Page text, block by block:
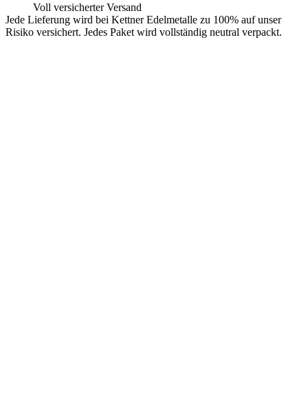
Voll versicherter Versand
Jede Lieferung wird bei Kettner Edelmetalle zu 100% auf unser
Risiko versichert. Jedes Paket wird vollständig neutral verpackt.